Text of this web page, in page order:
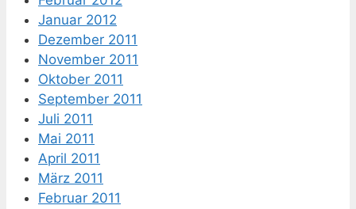
Januar 2012
Dezember 2011
November 2011
Oktober 2011
September 2011
Juli 2011
Mai 2011
April 2011
März 2011
Februar 2011